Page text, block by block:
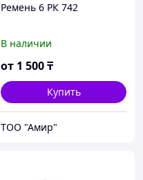
Ремень 6 РК 742
В наличии
от 1 500₸
Купить
ТОО "Амир"